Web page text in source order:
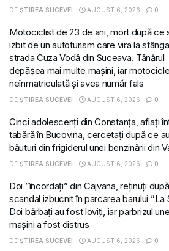
DE ȘTIREA SUCEVEI AUGUST 6, 2026 0
Motociclist de 23 de ani, mort după ce
izbit de un autoturism care vira la
strada Cuza Vodă din Suceava. Tânărul
depășea mai multe mașini, iar
neînmatriculată și avea număr fals
DE ȘTIREA SUCEVEI AUGUST 6, 2026 0
Cinci adolescenți din Constanța, aflați
tabără în Bucovina, cercetați după ce
băuturi din frigiderul unei benzinării din
DE ȘTIREA SUCEVEI AUGUST 6, 2026 0
Doi ”încordați” din Cajvana, reținuți
scandal izbucnit în parcarea barului ”La
Doi bărbați au fost loviți, iar parbrizul
mașini a fost distrus
DE ȘTIREA SUCEVEI AUGUST 6, 2026 0